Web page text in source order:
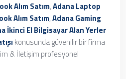
Alım Satım,Adana Laptop
Alım Satım,Adana Gaming
İkinci El Bilgisayar Alan Yerler
konusunda güvenilir bir firma
& İletişim profesyonel